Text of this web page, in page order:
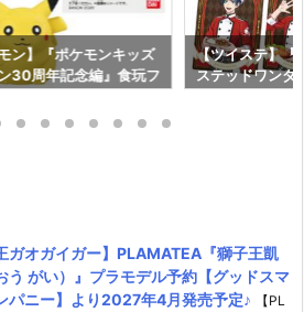
モン】『ポケモンキッズ
30周年記念編』食玩フ
12月発売予定♪
【ツイステ】『
ステッドワンダ
ガオガイガー】PLAMATEA『獅子王凱
う がい）』プラモデル予約【グッドスマ
パニー】より2027年4月発売予定♪
【PL